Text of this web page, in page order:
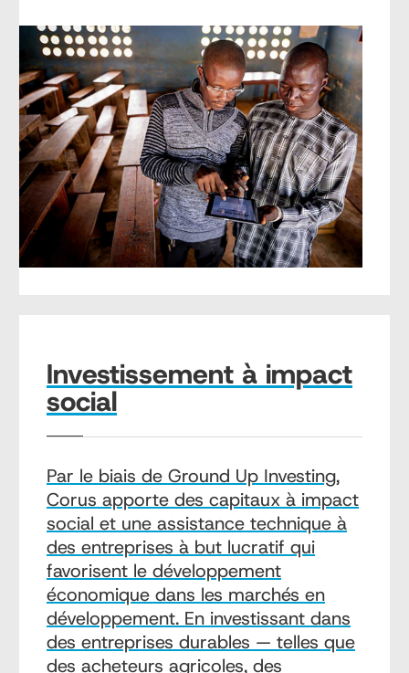
Investissement à impact
social
Par le biais de Ground Up Investing,
Corus apporte des capitaux à impact
social et une assistance technique à
des entreprises à but lucratif qui
favorisent le développement
économique dans les marchés en
développement. En investissant dans
des entreprises durables — telles que
des acheteurs agricoles, des